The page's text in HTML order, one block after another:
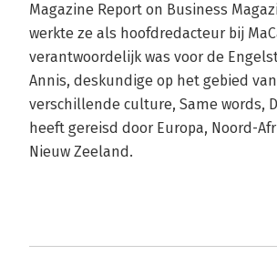
Magazine Report on Business
werkte ze als hoofdredacteur bij
verantwoordelijk was voor de
Annis, deskundige op het gebied
verschillende culture, Same words,
heeft gereisd door Europa, Noord-
Nieuw Zeeland.